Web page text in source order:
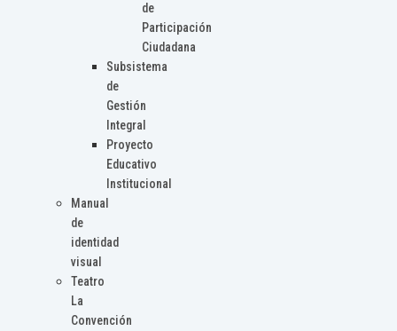
de
Participación
Ciudadana
Subsistema
de
Gestión
Integral
Proyecto
Educativo
Institucional
Manual
de
identidad
visual
Teatro
La
Convención